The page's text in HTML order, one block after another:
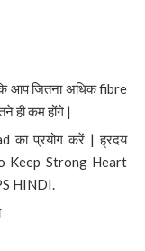
आप जितना अधिक fibre
ही कम होंगे |
का प्रयोग करें | ह्रदय
Keep Strong Heart
HINDI.